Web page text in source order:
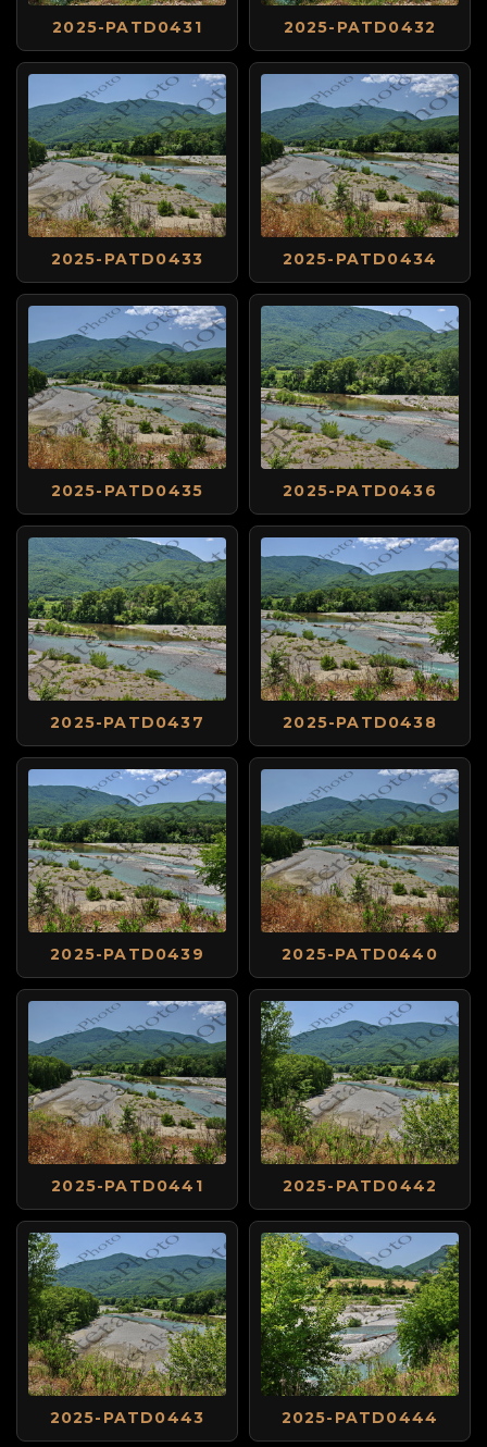
2025-PATD0431 2025-PATD0432
2025-PATD0433 2025-PATD0434
2025-PATD0435 2025-PATD0436
2025-PATD0437 2025-PATD0438
2025-PATD0439 2025-PATD0440
2025-PATD0441 2025-PATD0442
2025-PATD0443 2025-PATD0444